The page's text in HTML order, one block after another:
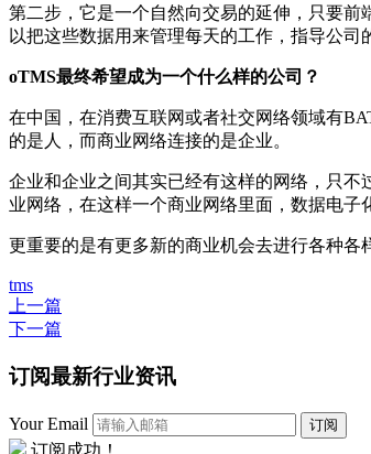
第二步，它是一个自然向交易的延伸，只要
以把这些数据用来管理每天的工作，指导公司
oTMS最终希望成为一个什么样的公司？
在中国，在消费互联网或者社交网络领域有
的是人，而商业网络连接的是企业。
企业和企业之间其实已经有这样的网络，只
业网络，在这样一个商业网络里面，数据电子
更重要的是有更多新的商业机会去进行各种各
tms
上一篇
下一篇
订阅最新行业资讯
Your Email 订阅
订阅成功！